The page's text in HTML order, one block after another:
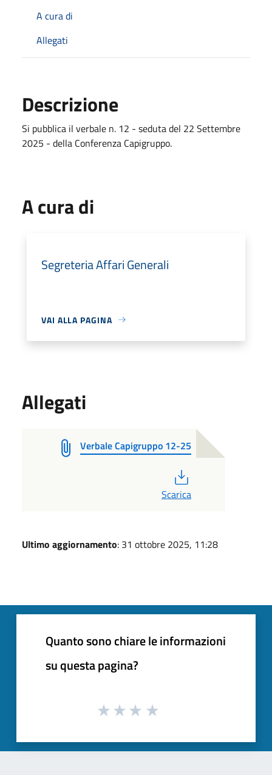
A cura di
Allegati
Descrizione
Si pubblica il verbale n. 12 - seduta del 22 Settembre
2025 - della Conferenza Capigruppo.
A cura di
Segreteria Affari Generali
VAI ALLA PAGINA
Allegati
Verbale Capigruppo 12-25
Scarica
Ultimo aggiornamento: 31 ottobre 2025, 11:28
Quanto sono chiare le informazioni
su questa pagina?